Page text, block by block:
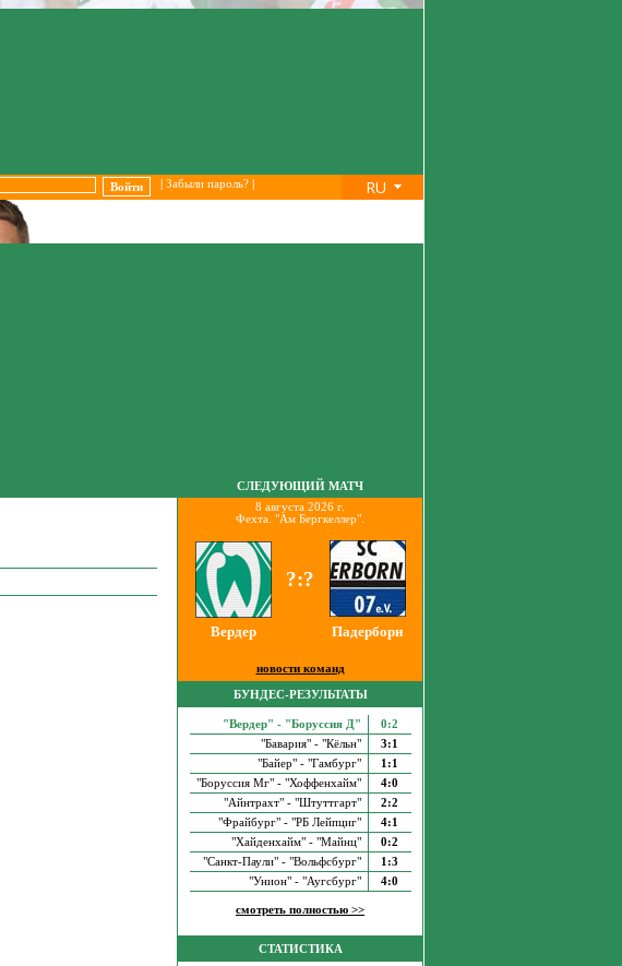
Забыли пароль?| RU
СЛЕДУЮЩИЙ МАТЧ
8 августа 2026 г.
Фехта. "Ам Бергкеллер".
?:?
Вердер Падерборн
новости команд
БУНДЕС-РЕЗУЛЬТАТЫ
"Вердер" - "Боруссия Д"
0:2
"Бавария" - "Кёльн"
3:1
"Байер" - "Гамбург"
1:1
"Боруссия Мг" - "Хоффенхайм"
4:0
"Айнтрахт" - "Штуттгарт"
2:2
"Фрайбург" - "РБ Лейпциг"
4:1
"Хайденхайм" - "Майнц"
0:2
"Санкт-Паули" - "Вольфсбург"
1:3
"Унион" - "Аугсбург"
4:0
смотреть полностью >>
СТАТИСТИКА